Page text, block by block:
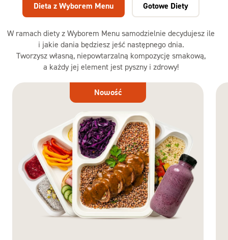
W ramach diety z Wyborem Menu samodzielnie decydujesz ile
i jakie dania będziesz jeść następnego dnia.
Tworzysz własną, niepowtarzalną kompozycję smakową,
a każdy jej element jest pyszny i zdrowy!
Dieta z Wyborem Menu Gotowe Diety
Dieta
Nowość